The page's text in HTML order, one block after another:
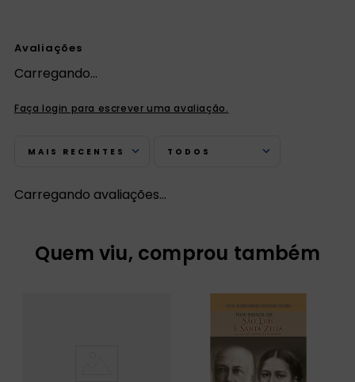
Avaliações
Carregando…
Faça login para escrever uma avaliação.
MAIS RECENTES TODOS
Carregando avaliações…
Quem viu, comprou também